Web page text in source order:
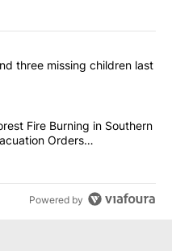
articles in the last
to help find three missing
three missing children last
Hidden Forest Fire
Fire Burning in Southern
Orders
Powered by